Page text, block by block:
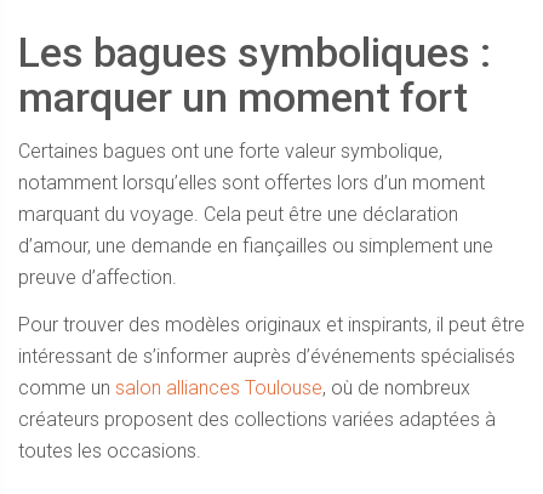
Les bagues symboliques :
marquer un moment fort
Certaines bagues ont une forte valeur symbolique,
notamment lorsqu’elles sont offertes lors d’un moment
marquant du voyage. Cela peut être une déclaration
d’amour, une demande en fiançailles ou simplement une
preuve d’affection.
Pour trouver des modèles originaux et inspirants, il peut être
intéressant de s’informer auprès d’événements spécialisés
comme un salon alliances Toulouse, où de nombreux
créateurs proposent des collections variées adaptées à
toutes les occasions.